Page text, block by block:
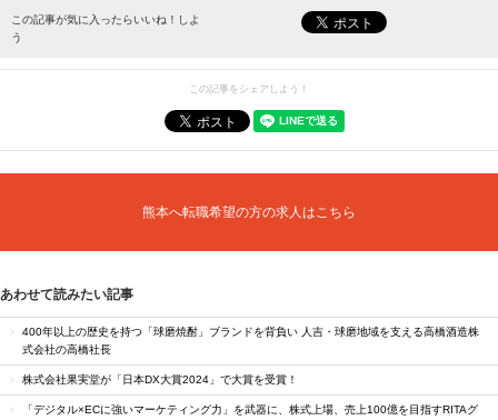
最新情報をお届けします。
この記事が気に入ったらいいね！しよ
う
この記事をシェアしよう！
熊本へ転職希望の方の求人はこちら
あわせて読みたい記事
400年以上の歴史を持つ「球磨焼酎」ブランドを背負い 人吉・球磨地域を支える高橋酒造株
式会社の高橋社長
株式会社果実堂が「日本DX大賞2024」で大賞を受賞！
「デジタル×ECに強いマーケティング力」を武器に、株式上場、売上100億を目指すRITAグ